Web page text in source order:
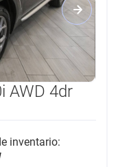
AWD 4dr
inventario: